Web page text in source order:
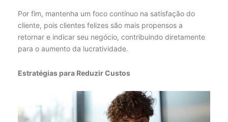
Por fim, mantenha um foco contínuo na satisfação do
cliente, pois clientes felizes são mais propensos a
retornar e indicar seu negócio, contribuindo diretamente
para o aumento da lucratividade.
Estratégias para Reduzir Custos